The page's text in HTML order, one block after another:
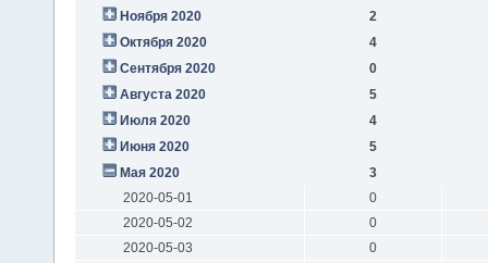
Ноября 2020
2
Октября 2020
4
Сентября 2020
0
Августа 2020
5
Июля 2020
4
Июня 2020
5
Мая 2020
3
2020-05-01
0
2020-05-02
0
2020-05-03
0